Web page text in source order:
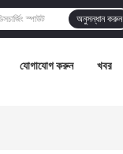
অনুসন্ধান করুন
যোগাযোগ করুন খবর